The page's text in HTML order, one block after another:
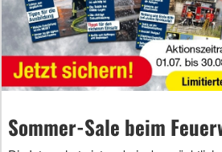
Sommer-Sale beim